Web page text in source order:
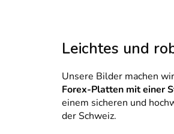
Leichtes und
Unsere Bilder machen
Forex-Platten mit einer
einem sicheren und
der Schweiz.